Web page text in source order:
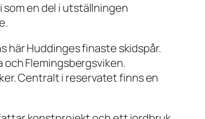
en del i utställningen
här Huddinges finaste skidspår.
Flemingsbergsviken.
Centralt i reservatet finns en